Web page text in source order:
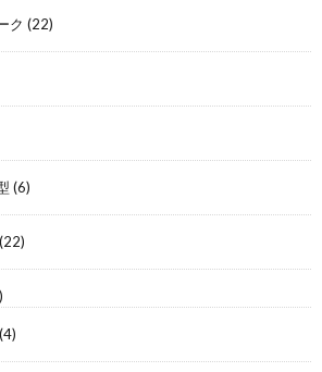
ク (22)
(6)
(22)
(4)